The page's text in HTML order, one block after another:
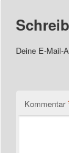
Deine E-Mail-
Kommentar